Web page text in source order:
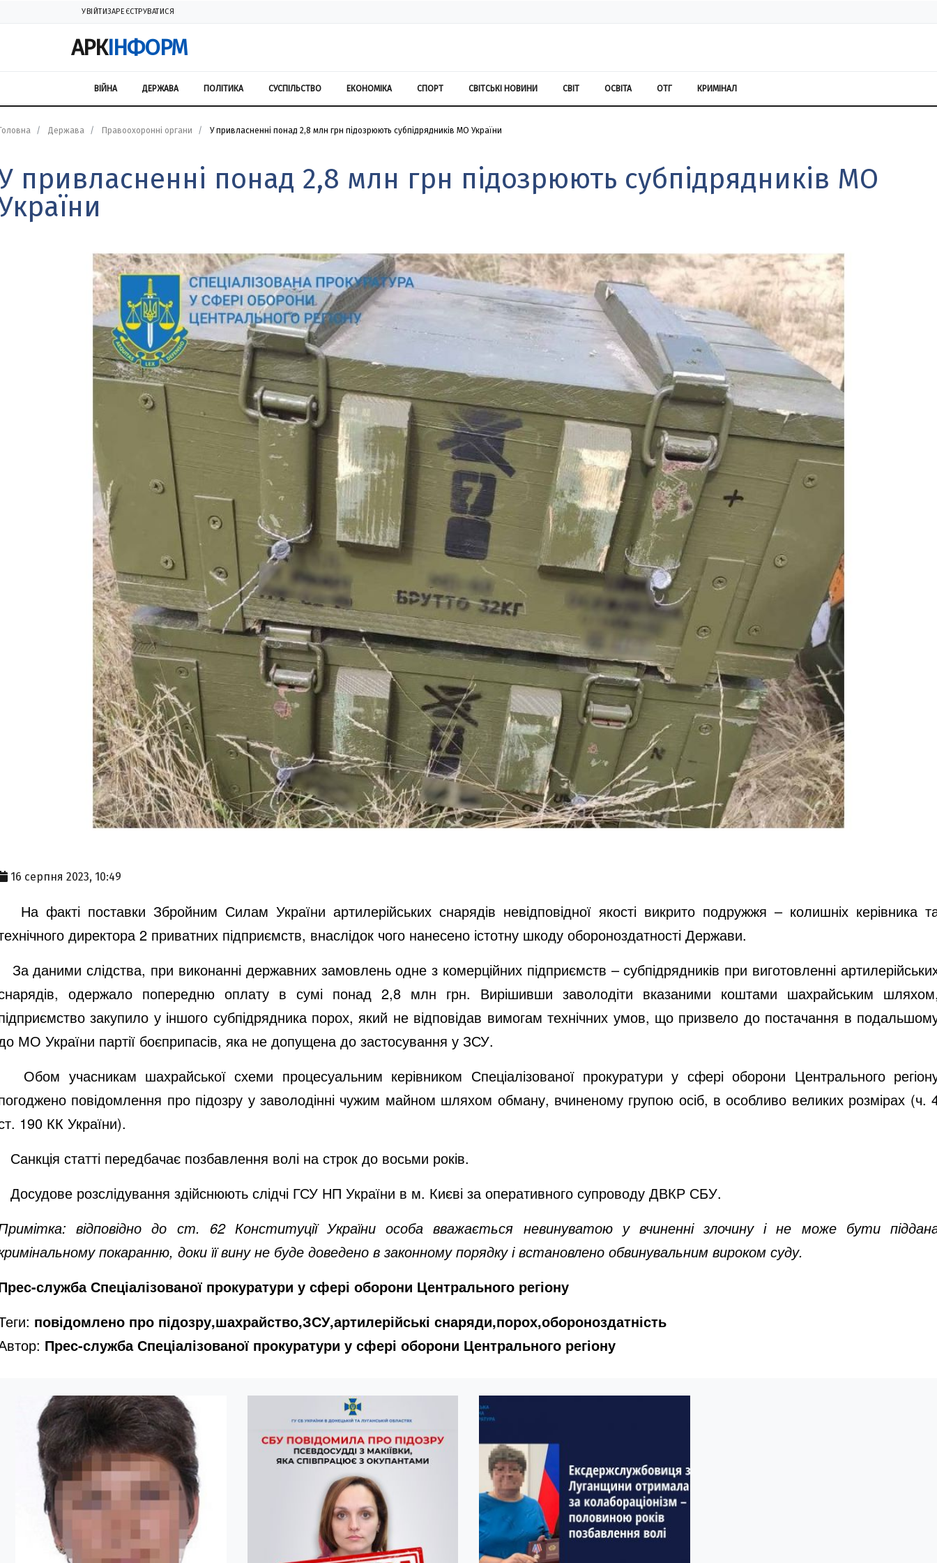
УВІЙТИЗАРЕЄСТРУВАТИСЯ
АРКІНФОРМ
ВІЙНА ДЕРЖАВА ПОЛІТИКА СУСПІЛЬСТВО ЕКОНОМІКА СПОРТ СВІТСЬКІ НОВИНИ СВІТ ОСВІТА ОТГ КРИМІНАЛ
Держава Правоохоронні органи У привласненні понад 2,8 млн грн підозрюють субпідрядників МО України
привласненні понад 2,8 млн грн підозрюють субпідрядників МО
16 серпня 2023, 10:49
факті поставки Збройним Силам України артилерійських снарядів невідповідної якості викрито подружжя – колишніх керівника
директора 2 приватних підприємств, внаслідок чого нанесено істотну шкоду обороноздатності Держави.
даними слідства, при виконанні державних замовлень одне з комерційних підприємств – субпідрядників при виготовленні
одержало попередню оплату в сумі понад 2,8 млн грн. Вирішивши заволодіти вказаними коштами шахрайським
закупило у іншого субпідрядника порох, який не відповідав вимогам технічних умов, що призвело до постачання в
МО України партії боєприпасів, яка не допущена до застосування у ЗСУ.
учасникам шахрайської схеми процесуальним керівником Спеціалізованої прокуратури у сфері оборони Центрального
повідомлення про підозру у заволодінні чужим майном шляхом обману, вчиненому групою осіб, в особливо великих розмірах (ч.
190 КК України).
статті передбачає позбавлення волі на строк до восьми років.
розслідування здійснюють слідчі ГСУ НП України в м. Києві за оперативного супроводу ДВКР СБУ.
відповідно до ст. 62 Конституції України особа вважається невинуватою у вчиненні злочину і не може бути
покаранню, доки її вину не буде доведено в законному порядку і встановлено обвинувальним вироком суду.
служба Спеціалізованої прокуратури у сфері оборони Центрального регіону
повідомлено про підозру,шахрайство,ЗСУ,артилерійські снаряди,порох,обороноздатність
Прес-служба Спеціалізованої прокуратури у сфері оборони Центрального регіону